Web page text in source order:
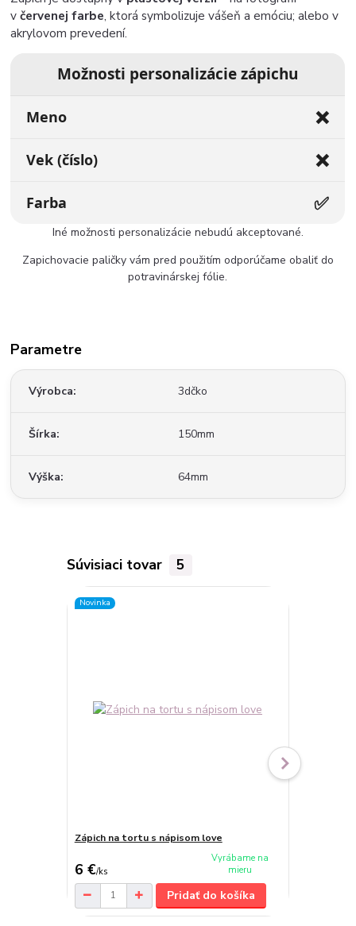
včervenej farbe, ktorá symbolizuje vášeň a emóciu; alebo v
akrylovom prevedení.
Možnosti personalizácie zápichu
Meno ❌
Vek (číslo) ❌
Farba ✅
Iné možnosti personalizácie nebudú akceptované.
Zapichovacie paličky vám pred použitím odporúčame obaliť do
potravinárskej fólie.
Parametre
Výrobca 3dčko
Šírka 150mm
Výška 64mm
Súvisiaci tovar 5
Novinka
Zápich na tortu s nápisom love
6 €/ks
Vyrábame na
mieru
Pridať do košíka